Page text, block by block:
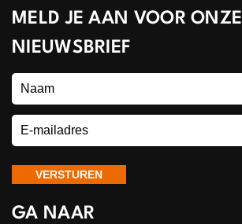
MELD JE AAN VOOR ONZE
NIEUWSBRIEF
GA NAAR